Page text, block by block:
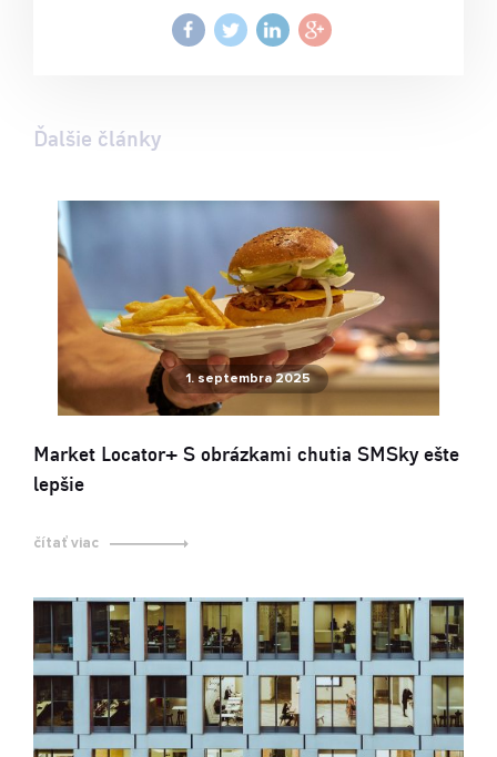
Ďalšie články
1. septembra 2025
Market Locator+ S obrázkami chutia SMSky ešte
lepšie
čítať viac